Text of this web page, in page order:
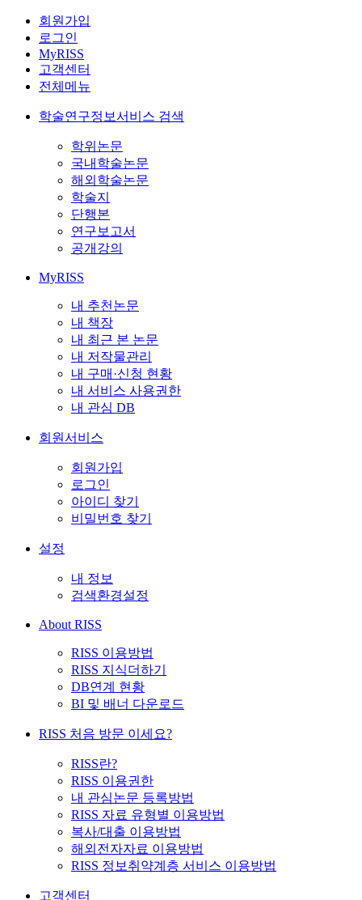
회원가입
로그인
MyRISS
고객센터
전체메뉴
학술연구정보서비스 검색
학위논문
국내학술논문
해외학술논문
학술지
단행본
연구보고서
공개강의
MyRISS
내 추천논문
내 책장
내 최근 본 논문
내 저작물관리
내 구매·신청 현황
내 서비스 사용권한
내 관심 DB
회원서비스
회원가입
로그인
아이디 찾기
비밀번호 찾기
설정
내 정보
검색환경설정
About RISS
RISS 이용방법
RISS 지식더하기
DB연계 현황
BI 및 배너 다운로드
RISS 처음 방문 이세요?
RISS란?
RISS 이용권한
내 관심논문 등록방법
RISS 자료 유형별 이용방법
복사/대출 이용방법
해외전자자료 이용방법
RISS 정보취약계층 서비스 이용방법
고객센터